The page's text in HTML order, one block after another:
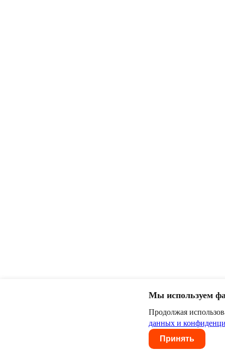
Мы используем
Продолжая
данных и
Принять